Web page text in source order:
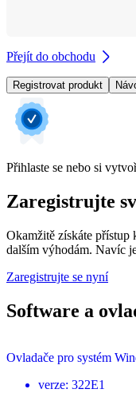
Přejít do obchodu
Registrovat produkt
Přihlaste se nebo si
Zaregistrujte
Okamžitě získáte přístup
dalším výhodám. Navíc
Zaregistrujte se nyní
Software a
Ovladače pro systém
verze: 322E1